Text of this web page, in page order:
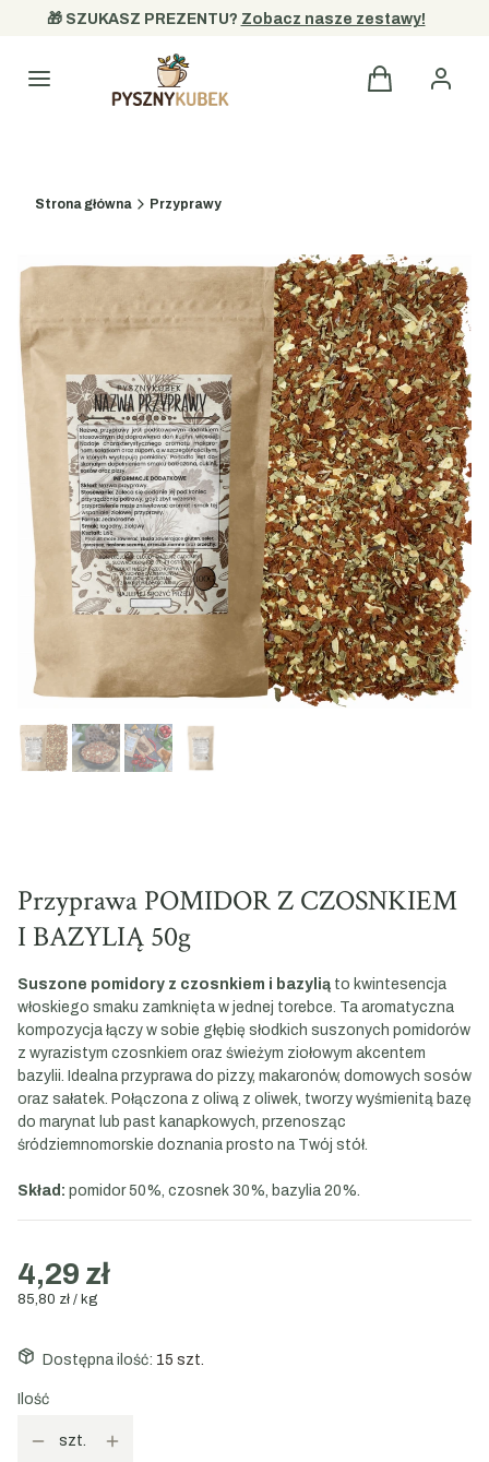
🎁 SZUKASZ PREZENTU? Zobacz nasze zestawy!
Kategorie
Strona główna Przyprawy
Przyprawa POMIDOR Z CZOSNKIEM
I BAZYLIĄ 50g
Suszone pomidory z czosnkiem i bazylią to kwintesencja
włoskiego smaku zamknięta w jednej torebce. Ta aromatyczna
kompozycja łączy w sobie głębię słodkich suszonych pomidorów
z wyrazistym czosnkiem oraz świeżym ziołowym akcentem
bazylii. Idealna przyprawa do pizzy, makaronów, domowych sosów
oraz sałatek. Połączona z oliwą z oliwek, tworzy wyśmienitą bazę
do marynat lub past kanapkowych, przenosząc
śródziemnomorskie doznania prosto na Twój stół.
Skład: pomidor 50%, czosnek 30%, bazylia 20%.
4,29 zł
85,80 zł / kg
Dostępna ilość: 15 szt.
Ilość
szt.